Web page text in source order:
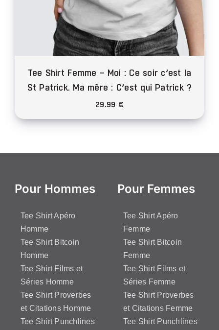
Tee Shirt Femme – Moi : Ce soir c’est la
St Patrick. Ma mère : C’est qui Patrick ?
29.99 €
Ce
Les
peuvent
choisies
page
produit
Pour Hommes
Tee Shirt Apéro
Homme
Tee Shirt Bitcoin
Homme
Tee Shirt Films et
Séries Homme
Tee Shirt Proverbes
et Citations Homme
Tee Shirt Punchlines
Pour Femmes
Tee Shirt Apéro
Femme
Tee Shirt Bitcoin
Femme
Tee Shirt Films et
Séries Femme
Tee Shirt Proverbes
et Citations Femme
Tee Shirt Punchlines